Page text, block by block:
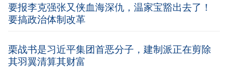
要报李克强张又侠血海深仇，温家宝豁出去了！
要搞政治体制改革
栗战书是习近平集团首恶分子，建制派正在剪除
其羽翼清算其财富